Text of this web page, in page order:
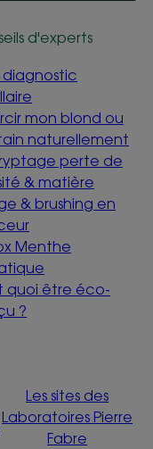
d'experts
diagnostic
mon blond ou
naturellement
perte de
& matière
& brushing en
Menthe
quoi être éco-
?
Les sites des
Laboratoires Pierre
Fabre